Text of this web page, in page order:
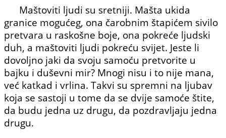
Maštoviti ljudi su sretniji. Mašta ukida
granice mogućeg, ona čarobnim štapićem sivilo
pretvara u raskošne boje, ona pokreće ljudski
duh, a mašto­viti ljudi pokreću svijet. Jeste li
dovoljno jaki da svoju samoću pretvorite u
bajku i duševni mir? Mnogi nisu i to nije mana,
već katkad i vrlina. Takvi su spre­mni na ljubav
koja se sastoji u tome da se dvije samoće štite,
da budu jedna uz drugu, da pozdravljaju jedna
drugu.